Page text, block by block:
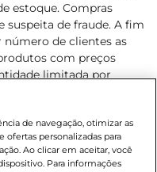
estoque. Compras
suspeita de fraude. A fim
de clientes as
com preços
limitada por
de hoje, podendo
Proibida a venda
de 18 anos, conforme
da Criança e do
de navegação, otimizar as
ofertas personalizadas para
Ao clicar em aceitar, você
Para informações